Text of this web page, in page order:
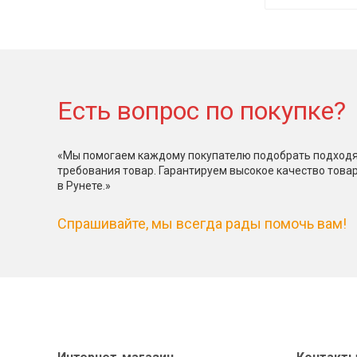
Есть вопрос по покупке?
«Мы помогаем каждому покупателю подобрать
требования товар. Гарантируем высокое качество
в Рунете.»
Спрашивайте, мы всегда рады помочь вам!